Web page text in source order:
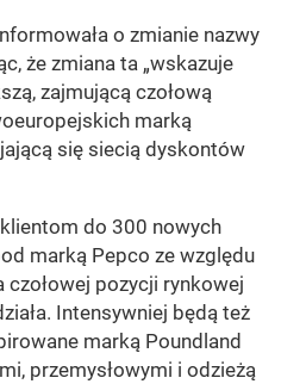
o zmianie nazwy
że zmiana ta „wskazuje
zajmującą czołową
marką
się siecią dyskontów
do 300 nowych
marką Pepco ze względu
pozycji rynkowej
Intensywniej będą też
marką Poundland
przemysłowymi i odzieżą